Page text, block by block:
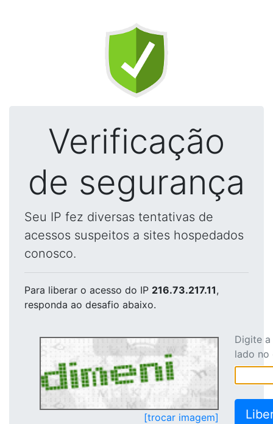
Verificação
de segurança
Seu IP fez diversas tentativas de
acessos suspeitos a sites hospedados
conosco.
Para liberar o acesso do IP 216.73.217.11,
responda ao desafio abaixo.
[trocar imagem]
Digite
lado no